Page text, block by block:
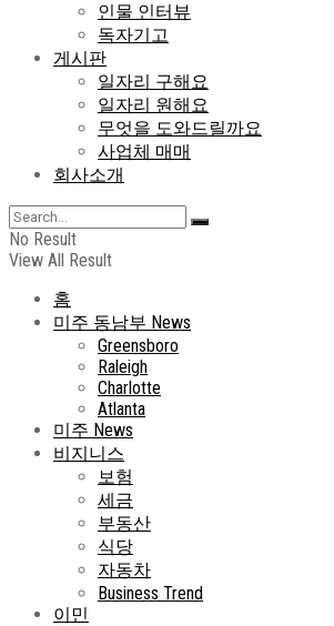
인물 인터뷰
독자기고
게시판
일자리 구해요
일자리 원해요
무엇을 도와드릴까요
사업체 매매
회사소개
No Result
View All Result
홈
미주 동남부 News
Greensboro
Raleigh
Charlotte
Atlanta
미주 News
비지니스
보험
세금
부동산
식당
자동차
Business Trend
이민